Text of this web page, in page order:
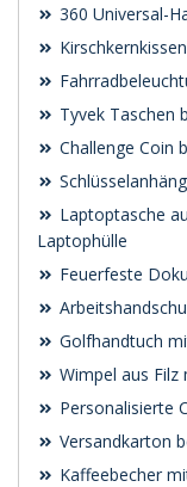
360 Universal-
Tyvek Taschen
Challenge Coin
Laptoptasche
Laptophülle
Feuerfeste
Golfhandtuch
Wimpel aus
Personalisierte
Versandkarton
Kaffeebecher